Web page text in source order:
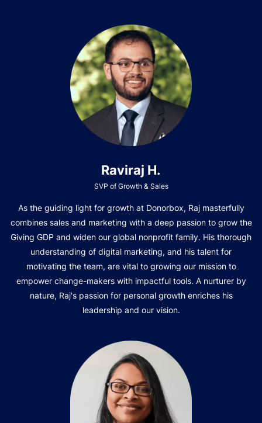
Raviraj H.
SVP of Growth & Sales
As the guiding light for growth at Donorbox, Raj masterfully
combines sales and marketing with a deep passion to grow the
Giving GDP and widen our global nonprofit family. His thorough
understanding of digital marketing, and his talent for
motivating the team, are vital to growing our mission to
empower change-makers with impactful tools. A nurturer by
nature, Raj's passion for personal growth enriches his
leadership and our vision.